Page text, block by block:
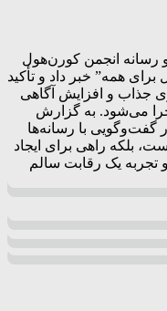
انجمن کورن‌هول
برای همه” خبر داد و تأکید
جذاب و افزایش آگاهی
می‌شود. به گزارش
گفت‌وگویی با رسانه‌ها
بلکه راهی برای ایجاد
یک رقابت سالم